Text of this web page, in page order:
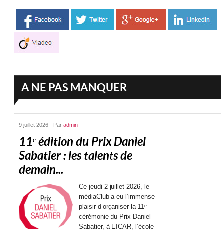
A NE PAS MANQUER
9 juillet 2026 - Paradmin
11ᵉ édition du Prix Daniel
Sabatier : les talents de
demain...
Ce jeudi 2 juillet 2026, le
médiaClub a eu l’immense
plaisir d’organiser la 11ᵉ
cérémonie du Prix Daniel
Sabatier, à EICAR, l’école